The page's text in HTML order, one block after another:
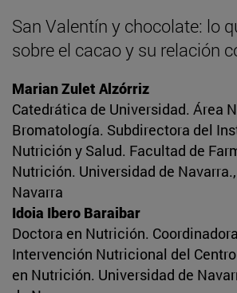
San Valentín y chocolate: lo
sobre el cacao y su relación
Marian Zulet Alzórriz
Catedrática de Universidad. Área
Bromatología. Subdirectora del
Nutrición y Salud. Facultad de
Nutrición. Universidad de
Navarra
Idoia Ibero Baraibar
Doctora en Nutrición.
Intervención Nutricional del
en Nutrición. Universidad de